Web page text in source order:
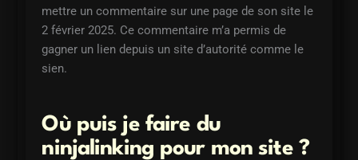
mettre un commentaire sur une page de son site le
2 février 2025. Ce commentaire m’a permis de
gagner un lien depuis un site d’autorité comme le
sien.
Où puis je faire du
ninjalinking pour mon site ?